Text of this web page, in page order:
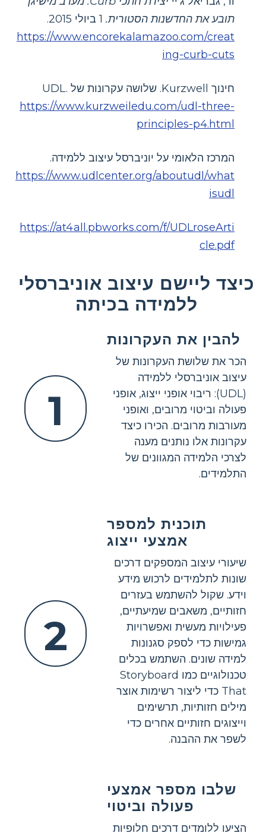
תובע את החדשנות הסטורית.
https://www.encorekalamazoo.com/creat
ing-curb-cuts
חינוך Kurzwell. שלושה עקרונות של UDL.
https://www.kurzweiledu.com/udl-three-
principles-p4.html
המרכז הלאומי על יוניברסל עיצוב ללמידה.
https://www.udlcenter.org/aboutudl/what
isudl
https://at4all.pbworks.com/f/UDLroseArti
cle.pdf
כיצד ליישם עיצוב אוניברסלי
ללמידה בכיתה
1
להבין את העקרונות
הכר את שלושת העקרונות של
עיצוב אוניברסלי ללמידה
(UDL): ריבוי אופני ייצוג, אופני
פעולה וביטוי מרובים, ואופני
מעורבות מרובים. הכירו כיצד
עקרונות אלו נותנים מענה
לצרכי הלמידה המגוונים של
התלמידים.
2
תוכנית למספר
אמצעי ייצוג
שיעורי עיצוב המספקים דרכים
שונות לתלמידים לרכוש מידע
וידע. שקול להשתמש בעזרים
חזותיים, משאבים שמיעתיים,
פעילויות מעשית ואפשרויות
גמישות כדי לספק סגנונות
למידה שונים. השתמש בכלים
טכנולוגיים כמו Storyboard
That כדי ליצור רשימות אוצר
מילים חזותיות, תרשימים
וייצוגים חזותיים אחרים כדי
לשפר את ההבנה.
שלבו מספר אמצעי
פעולה וביטוי
הציעו ללומדים דרכים חלופיות